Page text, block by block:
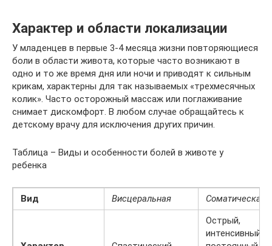
Характер и области локализации
У младенцев в первые 3-4 месяца жизни повторяющиеся
боли в области живота, которые часто возникают в
одно и то же время дня или ночи и приводят к сильным
крикам, характерны для так называемых «трехмесячных
колик». Часто осторожный массаж или поглаживание
снимает дискомфорт. В любом случае обращайтесь к
детскому врачу для исключения других причин.
Таблица – Виды и особенности болей в животе у
ребенка
Вид Висцеральная Соматическая
Острый,
интенсивный,